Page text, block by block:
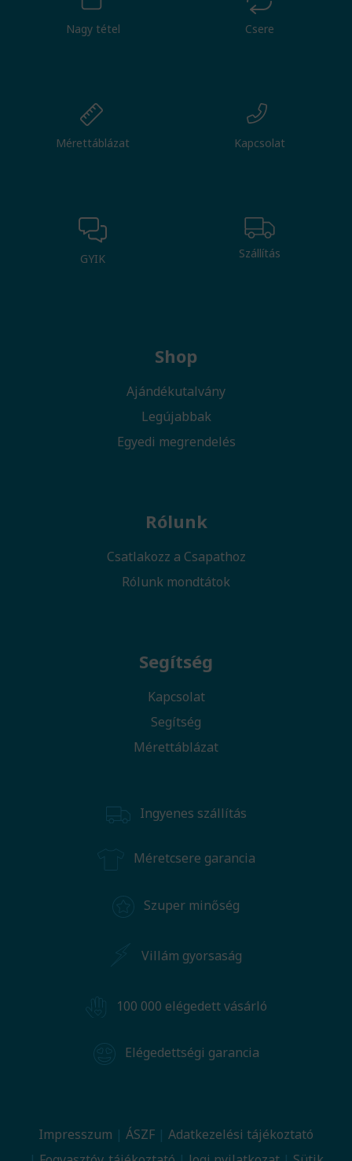
Nagy tétel Csere
Mérettáblázat Kapcsolat
GYIK Szállítás
Shop
Ajándékutalvány
Legújabbak
Egyedi megrendelés
Rólunk
Csatlakozz a Csapathoz
Rólunk mondtátok
Segítség
Kapcsolat
Segítség
Mérettáblázat
Ingyenes szállítás
Méretcsere garancia
Szuper minőség
Villám gyorsaság
100 000 elégedett vásárló
Elégedettségi garancia
Impresszum ÁSZF
Adatkezelési tájékoztató